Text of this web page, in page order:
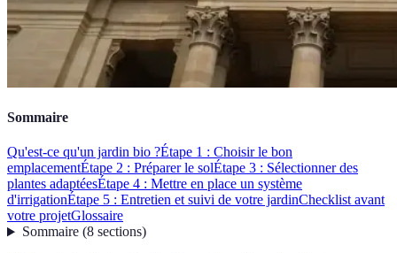
Sommaire
Qu'est-ce qu'un jardin bio ?Étape 1 : Choisir le bon
emplacementÉtape 2 : Préparer le solÉtape 3 : Sélectionner des
plantes adaptéesÉtape 4 : Mettre en place un système
d'irrigationÉtape 5 : Entretien et suivi de votre jardinChecklist avant
votre projetGlossaire
Sommaire(8 sections)